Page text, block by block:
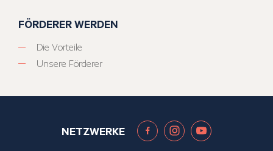
FÖRDERER WERDEN
Die Vorteile
Unsere Förderer
NETZWERKE